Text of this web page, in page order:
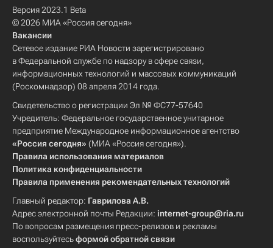
Версия 2023.1 Beta
© 2026 МИА «Россия сегодня»
Вакансии
Сетевое издание РИА Новости зарегистрировано
в Федеральной службе по надзору в сфере связи,
информационных технологий и массовых коммуникаций
(Роскомнадзор) 08 апреля 2014 года.
Свидетельство о регистрации Эл № ФС77-57640
Учредитель: Федеральное государственное унитарное
предприятие Международное информационное агентство
«Россия сегодня» (МИА «Россия сегодня»).
Правила использования материалов
Политика конфиденциальности
Правила применения рекомендательных технологий
Главный редактор: Гаврилова А.В.
Адрес электронной почты Редакции: internet-group@ria.ru
По вопросам размещения пресс-релизов и рекламы
воспользуйтесьформой обратной связи